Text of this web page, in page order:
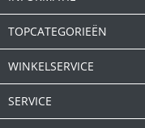
TOPCATEGORIEËN
WINKELSERVICE
SERVICE